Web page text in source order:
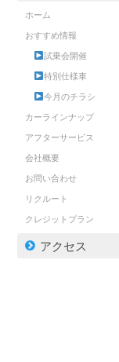
ホーム
おすすめ情報
試乗会開催
特別仕様車
今月のチラシ
カーラインナップ
アフターサービス
会社概要
お問い合わせ
リクルート
クレジットプラン
アクセス